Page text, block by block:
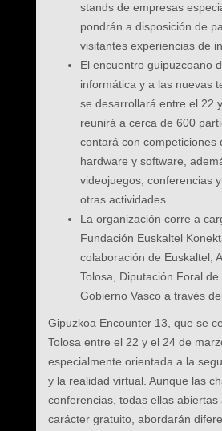
stands de empresas
pondrán a disposición de
visitantes experiencias de
El encuentro guipuzcoano
informática y a las nuevas
se desarrollará entre el 22
reunirá a cerca de 600
contará con competiciones
hardware y software,
videojuegos, conferencias
otras actividades
La organización corre a
Fundación Euskaltel
colaboración de Euskaltel,
Tolosa, Diputación Foral
Gobierno Vasco a través
Gipuzkoa Encounter 13, que se
Tolosa entre el 22 y el 24 de
especialmente orientada a la
y la realidad virtual. Aunque las
conferencias, todas ellas abiertas
carácter gratuito, abordarán